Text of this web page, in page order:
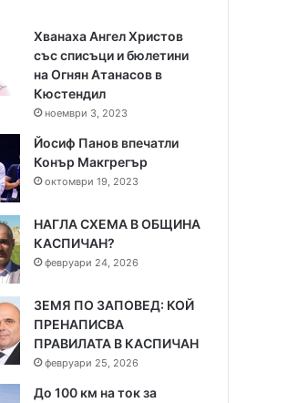
Хванаха Ангел Христов
със списъци и бюлетини
на Огнян Атанасов в
Кюстендил
ноември 3, 2023
Йосиф Панов впечатли
Конър Макгрегър
октомври 19, 2023
НАГЛА СХЕМА В ОБЩИНА
КАСПИЧАН?
февруари 24, 2026
ЗЕМЯ ПО ЗАПОВЕД: КОЙ
ПРЕНАПИСВА
ПРАВИЛАТА В КАСПИЧАН
февруари 25, 2026
До 100 км на ток за